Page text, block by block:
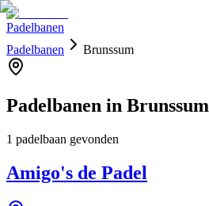
Padelbanen
Padelbanen
Brunssum
Padelbanen in Brunssum
1 padelbaan gevonden
Amigo's de Padel